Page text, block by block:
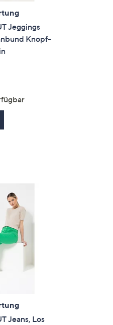
Jeggings
Knopf-
Jeans, Los